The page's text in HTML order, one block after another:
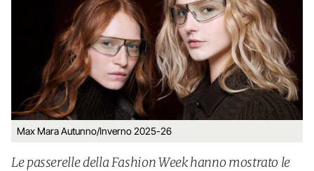
Max Mara Autunno/Inverno 2025-26
Le passerelle della Fashion Week hanno mostrato le